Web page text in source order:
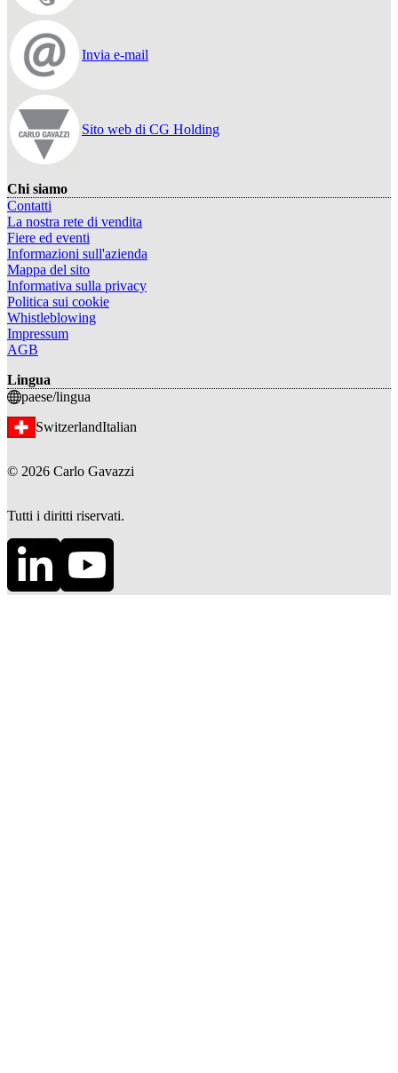
Invia e-mail
Sito web di CG Holding
Chi siamo
Contatti
La nostra rete di vendita
Fiere ed eventi
Informazioni sull'azienda
Mappa del sito
Informativa sulla privacy
Politica sui cookie
Whistleblowing
Impressum
AGB
Lingua
paese/lingua
SwitzerlandItalian
© 2026 Carlo Gavazzi
Tutti i diritti riservati.